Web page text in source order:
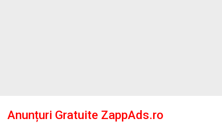
Anunțuri Gratuite ZappAds.ro